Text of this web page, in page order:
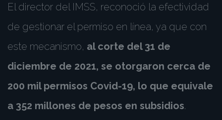
El director del IMSS, reconoció la efectividad
de gestionar el permiso en línea, ya que con
este mecanismo, al corte del 31 de
diciembre de 2021, se otorgaron cerca de
200 mil permisos Covid-19, lo que equivale
a 352 millones de pesos en subsidios.